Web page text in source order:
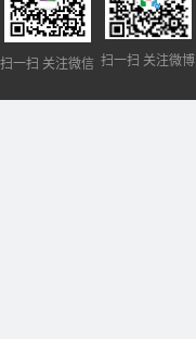
扫一扫 关注微信 扫一扫 关注微博